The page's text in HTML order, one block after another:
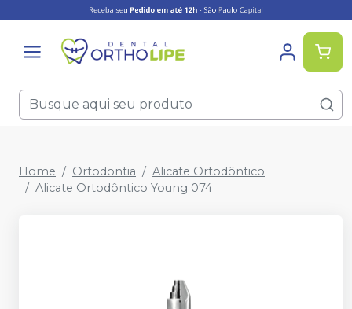
Home Ortodontia
Alicate Ortodôntico
Alicate Ortodôntico Young 074